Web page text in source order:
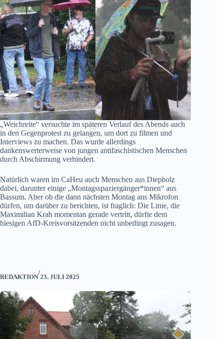
„Weichreite“ versuchte im späteren Verlauf des Abends auch
in den Gegenprotest zu gelangen, um dort zu filmen und
Interviews zu machen. Das wurde allerdings
dankenswerterweise von jungen antifaschistischen Menschen
durch Abschirmung verhindert.
Natürlich waren im CaHeu auch Menschen aus Diepholz
dabei, darunter einige „Montagsspaziergänger*innen“ aus
Bassum. Aber ob die dann nächsten Montag ans Mikrofon
dürfen, um darüber zu berichten, ist fraglich: Die Linie, die
Maximilian Krah momentan gerade vertritt, dürfte dem
hiesigen AfD-Kreisvorsitzenden nicht unbedingt zusagen.
REDAKTION
/
23. JULI 2025